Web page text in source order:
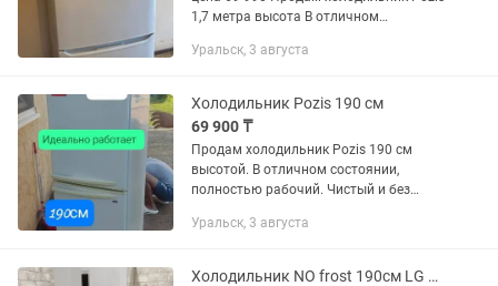
1,7 метра высота В отличном
низ охлаждают в штатном режиме.
Уральск, 3 августа
Холодильник Pozis 190 см
69 900 ₸
Продам холодильник Pozis 190 см
высотой. В отличном состоянии,
полностью рабочий. Чистый и без
Возможно будет проверить на месте.
Уральск, 3 августа
Холодильник NO frost 190см LG доставка есть и другие.